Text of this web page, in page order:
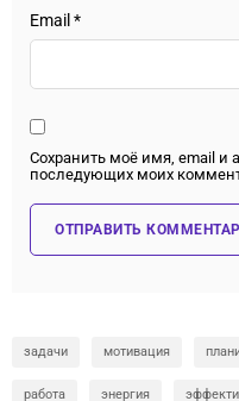
Email *
Сохранить моё имя, email и
последующих моих
задачи мотивация
работа энергия